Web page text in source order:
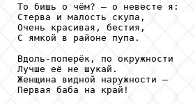
То бишь о чём? — о невесте я:
Стерва и малость скупа,
Очень красивая, бестия,
С ямкой в районе пупа.
Вдоль-поперёк, по окружности
Лучше её не шукай.
Женщина видной наружности —
Первая баба на край!